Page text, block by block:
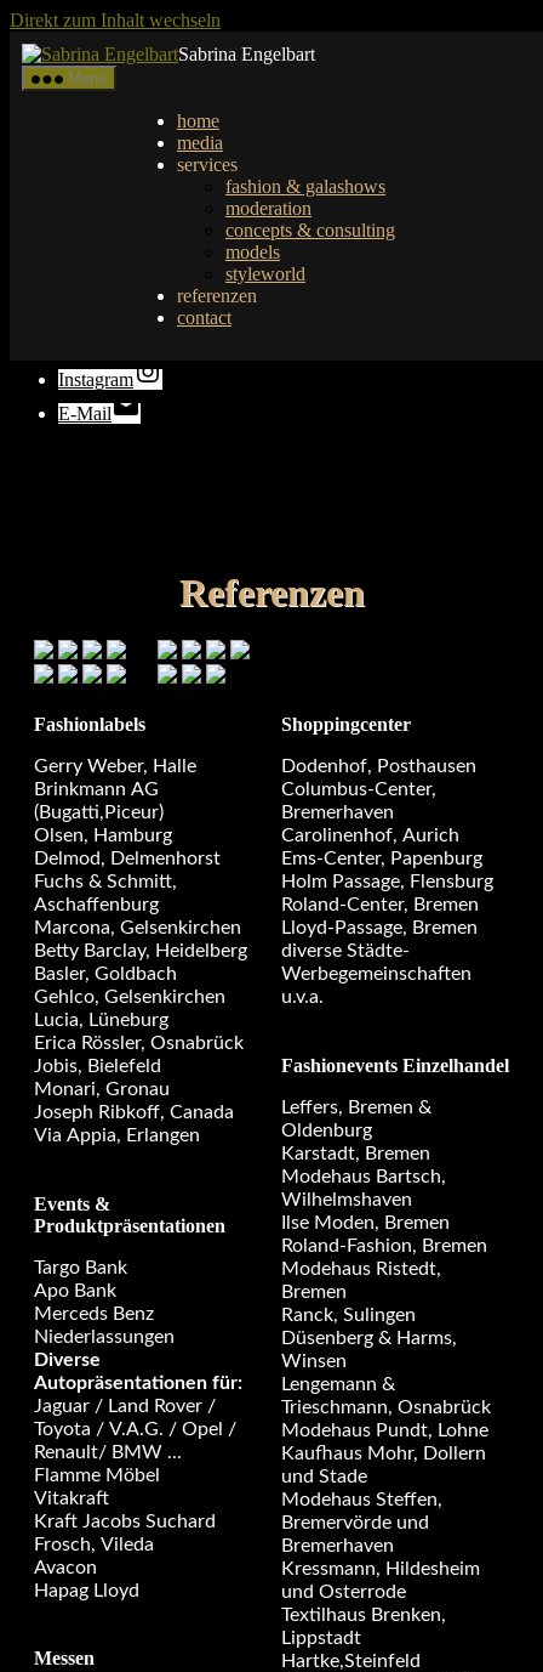
Direkt zum Inhalt wechseln
Sabrina Engelbart
Menü
home
media
services
fashion & galashows
moderation
concepts & consulting
models
styleworld
referenzen
contact
Menü schließen
home
Untermenü anzeigen
fashion & galashows
concepts & consulting
Instagram
E-Mail
Referenzen
Fashionlabels
Gerry Weber, Halle
Brinkmann AG
(Bugatti,Piceur)
Olsen, Hamburg
Delmod, Delmenhorst
Fuchs & Schmitt,
Aschaffenburg
Marcona, Gelsenkirchen
Betty Barclay, Heidelberg
Basler, Goldbach
Gehlco, Gelsenkirchen
Lucia, Lüneburg
Erica Rössler, Osnabrück
Jobis, Bielefeld
Monari, Gronau
Joseph Ribkoff, Canada
Via Appia, Erlangen
Events &
Produktpräsentationen
Targo Bank
Apo Bank
Merceds Benz
Niederlassungen
Diverse
Autopräsentationen für:
Jaguar / Land Rover /
Toyota / V.A.G. / Opel /
Renault/ BMW ...
Flamme Möbel
Vitakraft
Kraft Jacobs Suchard
Frosch, Vileda
Avacon
Hapag Lloyd
Messen
Shoppingcenter
Dodenhof, Posthausen
Columbus-Center,
Bremerhaven
Carolinenhof, Aurich
Ems-Center, Papenburg
Holm Passage, Flensburg
Roland-Center, Bremen
Lloyd-Passage, Bremen
diverse Städte-
Werbegemeinschaften
u.v.a.
Fashionevents Einzelhandel
Leffers, Bremen &
Oldenburg
Karstadt, Bremen
Modehaus Bartsch,
Wilhelmshaven
Ilse Moden, Bremen
Roland-Fashion, Bremen
Modehaus Ristedt,
Bremen
Ranck, Sulingen
Düsenberg & Harms,
Winsen
Lengemann &
Trieschmann, Osnabrück
Modehaus Pundt, Lohne
Kaufhaus Mohr, Dollern
und Stade
Modehaus Steffen,
Bremervörde und
Bremerhaven
Kressmann, Hildesheim
und Osterrode
Textilhaus Brenken,
Lippstadt
Hartke,Steinfeld